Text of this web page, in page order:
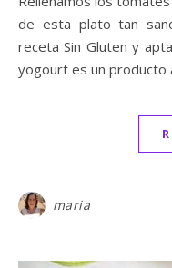
de esta plato tan
receta Sin Gluten y
yogourt es un producto
maria